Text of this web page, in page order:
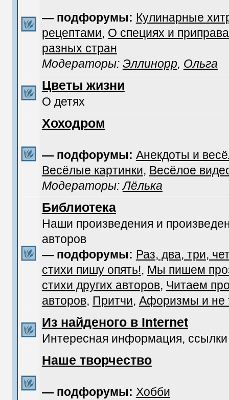
— подфорумы: Кулинарные
рецептами, О специях и
разных стран
Модераторы: Эллинорр, Ольга
Цветы жизни
О детях
Хоходром
— подфорумы: Анекдоты и
Весёлые картинки, Весёлое
Модераторы:Лёлька
Библиотека
Наши произведения и
авторов
— подфорумы: Раз, два, три,
стихи пишу опять!, Мы пишем
стихи других авторов, Читаем
авторов, Притчи, Афоризмы и не
Из найденого в Internet
Интересная информация,
Наше творчество
— подфорумы: Хобби